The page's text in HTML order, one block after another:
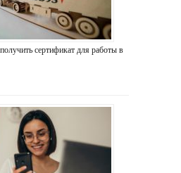
сертификат для работы в